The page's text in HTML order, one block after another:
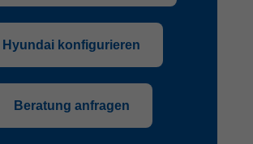
Hyundai konfigurieren
Beratung anfragen